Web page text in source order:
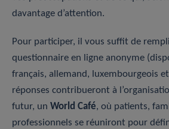
davantage d’attention.
Pour participer, il vous suffit de
questionnaire en ligne anonyme
français, allemand, luxembourgeois
réponses contribueront à
futur, un World Café, où patients,
professionnels se réuniront pour